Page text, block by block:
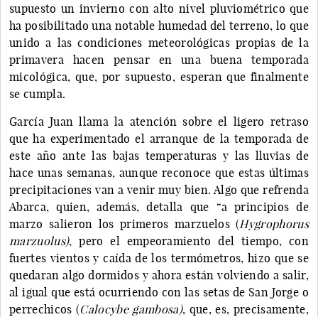
supuesto un invierno con alto nivel pluviométrico que
ha posibilitado una notable humedad del terreno, lo que
unido a las condiciones meteorológicas propias de la
primavera hacen pensar en una buena temporada
micológica, que, por supuesto, esperan que finalmente
se cumpla.
García Juan llama la atención sobre el ligero retraso
que ha experimentado el arranque de la temporada de
este año ante las bajas temperaturas y las lluvias de
hace unas semanas, aunque reconoce que estas últimas
precipitaciones van a venir muy bien. Algo que refrenda
Abarca, quien, además, detalla que “a principios de
marzo salieron los primeros marzuelos (Hygrophorus
marzuolus), pero el empeoramiento del tiempo, con
fuertes vientos y caída de los termómetros, hizo que se
quedaran algo dormidos y ahora están volviendo a salir,
al igual que está ocurriendo con las setas de San Jorge o
perrechicos (Calocybe gambosa), que, es, precisamente,